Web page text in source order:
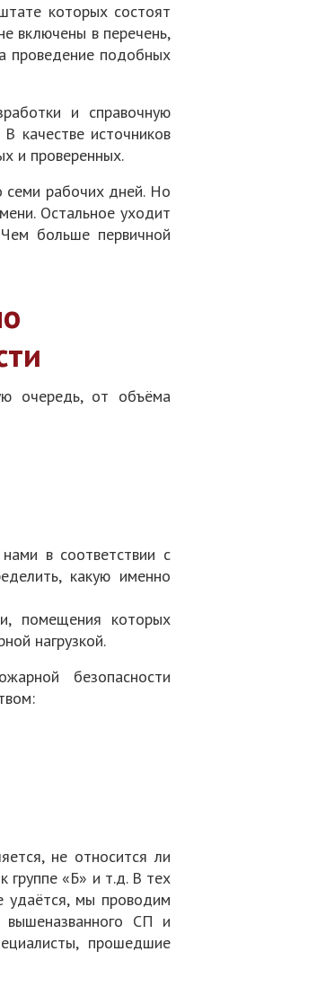
которых состоят
включены в перечень,
проведение подобных
и справочную
качестве источников
и проверенных.
семи рабочих дней. Но
Остальное уходит
больше первичной
очередь, от объёма
в соответствии с
какую именно
помещения которых
нагрузкой.
безопасности
не относится ли
группе «Б» и т.д. В тех
удаётся, мы проводим
вышеназванного СП и
прошедшие